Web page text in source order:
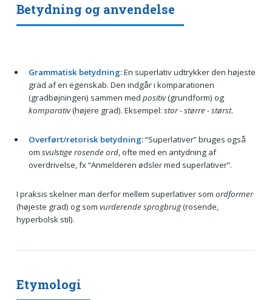
Betydning og anvendelse
Grammatisk betydning:En superlativ udtrykker den højeste
grad af en egenskab. Den indgår i komparationen
(gradbøjningen) sammen med positiv(grundform) og
komparativ(højere grad). Eksempel: stor - større - størst.
Overført/retorisk betydning:“Superlativer” bruges også
om svulstige rosende ord, ofte med en antydning af
overdrivelse, fx “Anmelderen ødsler med superlativer”.
I praksis skelner man derfor mellem superlativer som ordformer
(højeste grad) og som vurderende sprogbrug(rosende,
hyperbolsk stil).
Etymologi